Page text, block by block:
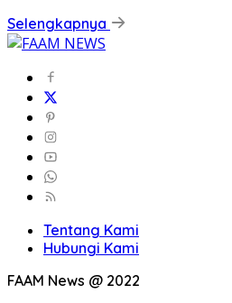
Selengkapnya
Tentang Kami
Hubungi Kami
FAAM News @ 2022